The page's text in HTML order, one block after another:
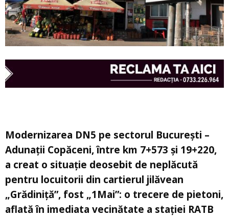
Modernizarea DN5 pe sectorul București –
Adunații Copăceni, între km 7+573 și 19+220,
a creat o situație deosebit de neplăcută
pentru locuitorii din cartierul jilăvean
„Grădiniță”, fost „1Mai”: o trecere de pietoni,
aflată în imediata vecinătate a stației RATB